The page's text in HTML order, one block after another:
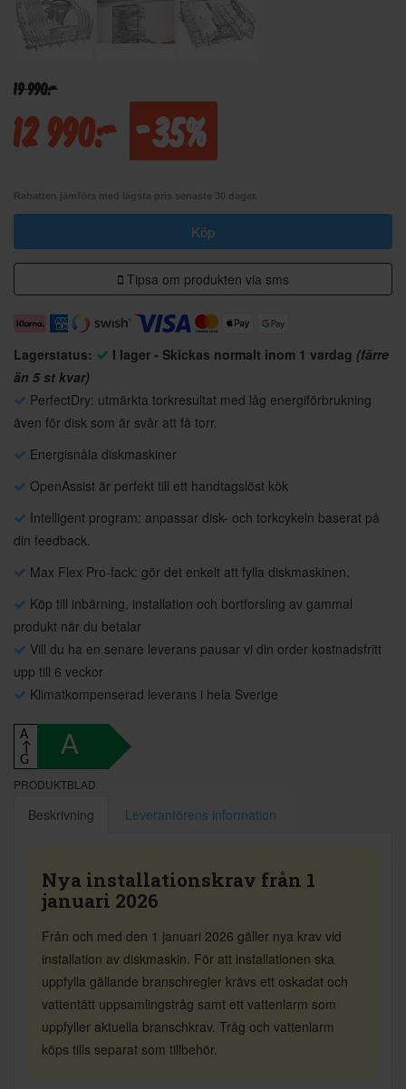
19 990:-
12 990:- -35%
Köp
Tipsa om produkten via sms
Lagerstatus: I lager - Skickas normalt inom 1 vardag (färre
än 5 st kvar)
PerfectDry: utmärkta torkresultat med låg energiförbrukning
även för disk som är svår att få torr.
Energisnåla diskmaskiner
OpenAssist är perfekt till ett handtagslöst kök
Intelligent program: anpassar disk- och torkcykeln baserat på
din feedback.
Max Flex Pro-fack: gör det enkelt att fylla diskmaskinen.
Köp till inbärning, installation och bortforsling av gammal
produkt när du betalar
Vill du ha en senare leverans pausar vi din order kostnadsfritt
upp till 6 veckor
Klimatkompenserad leverans i hela Sverige
A
↑
G
A
PRODUKTBLAD
Beskrivning Leverantörens information
Nya installationskrav från 1
januari 2026
Från och med den 1 januari 2026 gäller nya krav vid
installation av diskmaskin. För att installationen ska
uppfylla gällande branschregler krävs ett oskadat och
vattentätt uppsamlingstråg samt ett vattenlarm som
uppfyller aktuella branschkrav. Tråg och vattenlarm
köps tills separat som tillbehör.